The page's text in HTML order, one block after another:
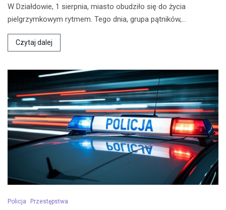
W Działdowie, 1 sierpnia, miasto obudziło się do życia
pielgrzymkowym rytmem. Tego dnia, grupa pątników,…
Czytaj dalej
Policja Przestępstwa